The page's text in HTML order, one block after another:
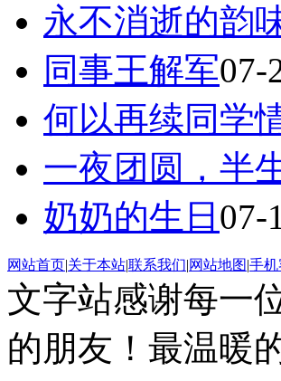
永不消逝的韵
同事王解军07-
何以再续同学
一夜团圆，半
奶奶的生日 07-
网站首页|关于本站|联系我们|网站地图|手
文字站感谢每一
的朋友！最温暖